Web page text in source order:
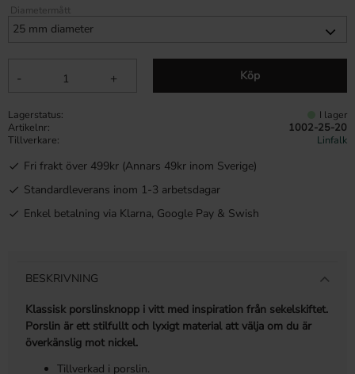
Diametermått
+
- Köp
Lagerstatus I lager
Artikelnr
1002-25-20
Tillverkare
Linfalk
Fri frakt över 499kr (Annars 49kr inom Sverige)
Standardleverans inom 1-3 arbetsdagar
Enkel betalning via Klarna, Google Pay & Swish
BESKRIVNING
Klassisk porslinsknopp i vitt med inspiration från sekelskiftet.
Porslin är ett stilfullt och lyxigt material att välja om du är
överkänslig mot nickel.
Tillverkad i porslin.